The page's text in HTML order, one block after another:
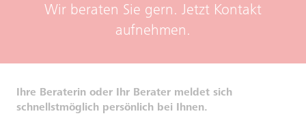
Wir beraten Sie gern. Jetzt Kontakt
aufnehmen.
Ihre Beraterin oder Ihr Berater meldet sich
schnellstmöglich persönlich bei Ihnen.